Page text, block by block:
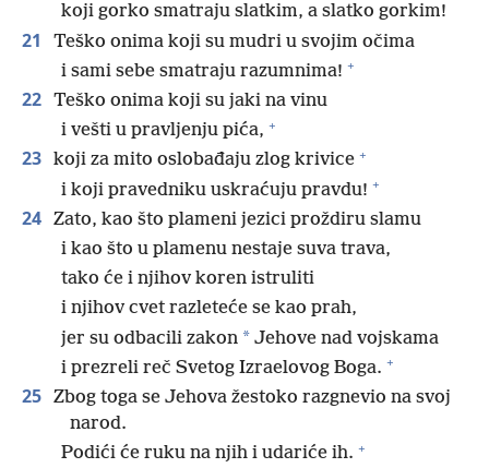
koji gorko smatraju slatkim, a slatko gorkim!
21
Teško onima koji su mudri u svojim očima
i sami sebe smatraju razumnima! +
22 Teško onima koji su jaki na vinu
i vešti u pravljenju pića, +
23 koji za mito oslobađaju zlog krivice +
i koji pravedniku uskraćuju pravdu! +
24 Zato, kao što plameni jezici proždiru slamu
i kao što u plamenu nestaje suva trava,
tako će i njihov koren istruliti
i njihov cvet razleteće se kao prah,
jer su odbacili zakon * Jehove nad vojskama
i prezreli reč Svetog Izraelovog Boga. +
25 Zbog toga se Jehova žestoko razgnevio na svoj
narod.
Podići će ruku na njih i udariće ih. +